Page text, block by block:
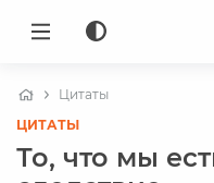
Цитаты
ЦИТАТЫ
То, что мы